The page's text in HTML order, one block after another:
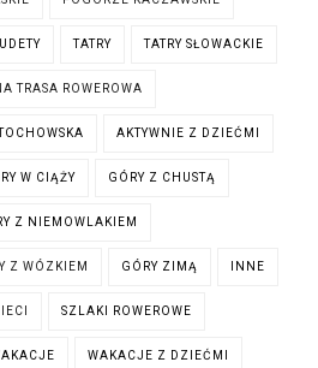
TATRY TATRY SŁOWACKIE
TRASA ROWEROWA
AKTYWNIE Z DZIEĆMI
W CIĄŻY GÓRY Z CHUSTĄ
Z NIEMOWLAKIEM
Z WÓZKIEM GÓRY ZIMĄ INNE
SZLAKI ROWEROWE
WAKACJE Z DZIEĆMI